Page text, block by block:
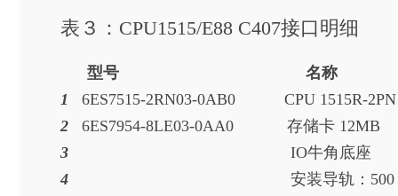
表３：CPU1515/E88 C407接口明细
型号 名
1 6ES7515-2RN03-0AB0 CPU
2 6ES7954-8LE03-0AA0 存
3 IO牛
4 安装导轨